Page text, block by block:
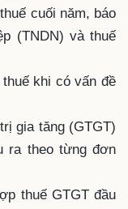
cuối năm, báo
(TNDN) và thuế
khi có vấn đề
gia tăng (GTGT)
ra theo từng đơn
thuế GTGT đầu